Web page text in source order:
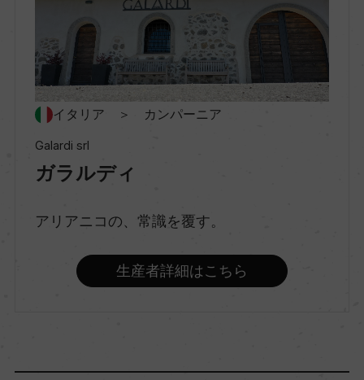
村名
種類
スティルワイン
味わい
フルボディ
イタリア ＞ カンパーニア
Galardi srl
ガラルディ
アリアニコの、常識を覆す。
生産者詳細はこちら